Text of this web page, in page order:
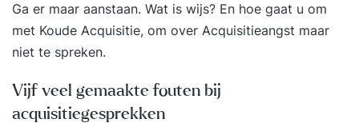
Ga er maar aanstaan. Wat is wijs? En hoe gaat u om
met Koude Acquisitie, om over Acquisitieangst maar
niet te spreken.
Vijf veel gemaakte fouten bij
acquisitiegesprekken